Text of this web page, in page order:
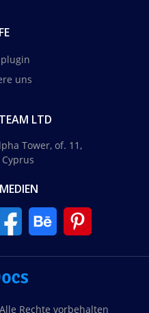
uns
LTD
Tower, of. 11,
Rechte vorbehalten